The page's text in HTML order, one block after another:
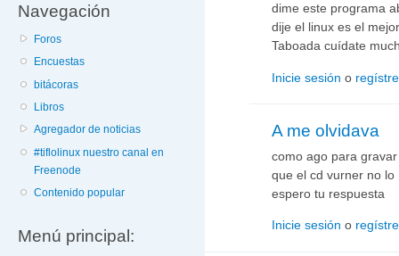
Navegación
Foros
Encuestas
bitácoras
Libros
Agregador de noticias
#tiflolinux nuestro canal en
Freenode
Contenido popular
Menú principal:
dime este programa
dije el linux es el
Taboada cuídate
Inicie sesión o
A me olvidava
como ago para
que el cd vurner no
espero tu respuesta
Inicie sesión o